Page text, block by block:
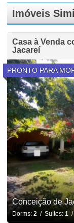
Imóveis
Casa à Venda
Jacareí
PRONTO PARA
Conceição de
Dorms: 2/ Suítes: 1/